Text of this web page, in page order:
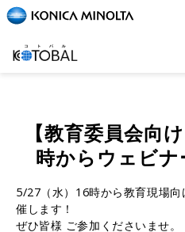
【教育委員会向
時からウェビナ
5/27（水）16時から教育現場
催します！
ぜひ皆様 ご参加くださいませ。